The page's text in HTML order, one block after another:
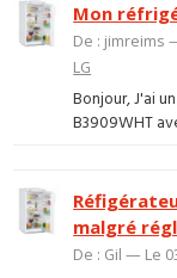
Mon
De : jimreims
LG
Bonjour, J'ai
B3909WHT
malgré
De : Gil — Le